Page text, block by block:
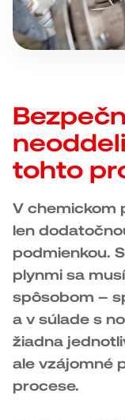
tohto
V chemickom
len
podmienkou.
plynmi sa
spôsobom –
a v súlade s
žiadna
ale vzájomné
procese.